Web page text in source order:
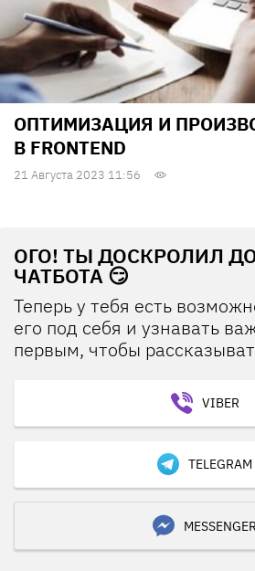
ОПТИМИЗАЦИЯ И
В FRONTEND
21 Августа 2023 11:56
ОГО! ТЫ ДОСКРОЛИЛ
ЧАТБОТА 😏
Теперь у тебя есть
его под себя и узнавать
первым, чтобы
VIBER
TELEGRAM
MESSENGER